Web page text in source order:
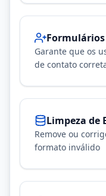
Garante que os
de contato
Limpeza de
Remove ou
formato inválido